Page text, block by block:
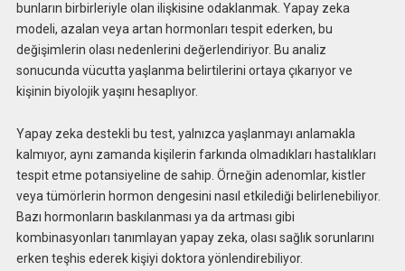
bunların birbirleriyle olan ilişkisine odaklanmak. Yapay zeka
modeli, azalan veya artan hormonları tespit ederken, bu
değişimlerin olası nedenlerini değerlendiriyor. Bu analiz
sonucunda vücutta yaşlanma belirtilerini ortaya çıkarıyor ve
kişinin biyolojik yaşını hesaplıyor.
Yapay zeka destekli bu test, yalnızca yaşlanmayı anlamakla
kalmıyor, aynı zamanda kişilerin farkında olmadıkları hastalıkları
tespit etme potansiyeline de sahip. Örneğin adenomlar, kistler
veya tümörlerin hormon dengesini nasıl etkilediği belirlenebiliyor.
Bazı hormonların baskılanması ya da artması gibi
kombinasyonları tanımlayan yapay zeka, olası sağlık sorunlarını
erken teşhis ederek kişiyi doktora yönlendirebiliyor.